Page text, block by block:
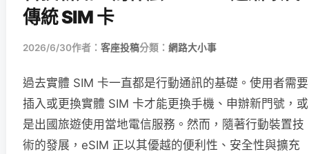
傳統 SIM 卡
2026/6/30作者： 客座投稿分類： 網路大小事
過去實體 SIM 卡一直都是行動通訊的基礎。使用者需要
插入或更換實體 SIM 卡才能更換手機、申辦新門號，或
是出國旅遊使用當地電信服務。然而，隨著行動裝置技
術的發展，eSIM 正以其優越的便利性、安全性與擴充